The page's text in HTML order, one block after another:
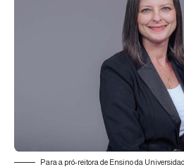
Para a pró-reitora de Ensino da